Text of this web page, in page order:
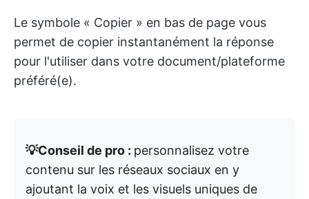
Le symbole « Copier » en bas de page vous
permet de copier instantanément la réponse
pour l'utiliser dans votre document/plateforme
préféré(e).
💡Conseil de pro : personnalisez votre
contenu sur les réseaux sociaux en y
ajoutant la voix et les visuels uniques de